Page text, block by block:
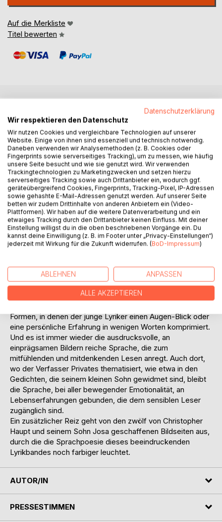
Auf die Merkliste
Titel bewerten
Es sind die großen Themen und Fragen des Lebens, die in
vielen der über 100 Gedichte dieser besonderen Sammlung
von Christopher Haupt im Mittelpunkt stehen. Der in sechs
Kapitel gegliederte Lyrikband spürt den flüchtigen
Momenten des Glücks nach, fragt nach den Möglichkeiten
und Geheimnissen der Liebe und beleuchtet das Streben
des Einzelnen nach einem selbstbestimmten Leben in einer
von Entfremdung und Konsumismus geprägten Umwelt.
Einige der oft berührenden, manchmal provozierenden
Verse handeln von unserem fahrlässigen Umgang mit der
Natur und von der Vergänglichkeit und der Begrenztheit
und Leser anspricht, sondern auch die Vielfalt der
poetischen Darstellung. Sie reicht vom hintergründigen
Landschaftsbild und der subtilen Reiseerinnerung über die
Formen, in denen der junge Lyriker einen Augen-Blick oder
eine persönliche Erfahrung in wenigen Worten komprimiert.
Und es ist immer wieder die ausdrucksvolle, an
einprägsamen Bildern reiche Sprache, die zum
mitfühlenden und mitdenkenden Lesen anregt. Auch dort,
wo der Verfasser Privates thematisiert, wie etwa in den
Gedichten, die seinem kleinen Sohn gewidmet sind, bleibt
die Sprache, bei aller bewegender Emotionalität, an
Lebenserfahrungen gebunden, die dem sensiblen Leser
zugänglich sind.
Ein zusätzlicher Reiz geht von den zwölf von Christopher
Haupt und seinem Sohn Josa geschaffenen Bildseiten aus,
durch die die Sprachpoesie dieses beeindruckenden
Lyrikbandes noch farbiger leuchtet.
AUTOR/IN
PRESSESTIMMEN
Datenschutzerklärung
Wir respektieren den Datenschutz
Wir nutzen Cookies und vergleichbare Technologien auf unserer
Website. Einige von ihnen sind essenziell und technisch notwendig.
Daneben verwenden wir Analysemethoden (z. B. Cookies oder
Fingerprints sowie serverseitiges Tracking), um zu messen, wie häufig
unsere Seite besucht und wie sie genutzt wird. Wir verwenden
Trackingtechnologien zu Marketingzwecken und setzen hierzu
serverseitiges Tracking sowie auch Drittanbieter ein, wodurch ggf.
geräteübergreifend Cookies, Fingerprints, Tracking-Pixel, IP-Adressen
sowie gehashte E-Mail-Adressen genutzt werden. Auf unserer Seite
betten wir zudem Drittinhalte von anderen Anbietern ein (Video-
Plattformen). Wir haben auf die weitere Datenverarbeitung und ein
etwaiges Tracking durch den Drittanbieter keinen Einfluss. Mit deiner
Einstellung willigst du in die oben beschriebenen Vorgänge ein. Du
kannst deine Einwilligung (z. B. im Footer unter „Privacy-Einstellungen“)
jederzeit mit Wirkung für die Zukunft widerrufen. (BoD-Impressum)
ABLEHNEN ANPASSEN
ALLE AKZEPTIEREN